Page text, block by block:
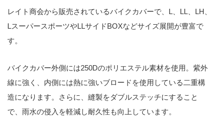
レイト商会から販売されているバイクカバーで、L、LL、LH、
LスーパースポーツやLLサイドBOXなどサイズ展開が豊富で
す。
バイクカバー外側には250Dのポリエステル素材を使用。紫外
線に強く、内側には熱に強いブロードを使用している二重構
造になります。さらに、縫製をダブルステッチにすること
で、雨水の侵入を軽減し耐久性も向上しています。